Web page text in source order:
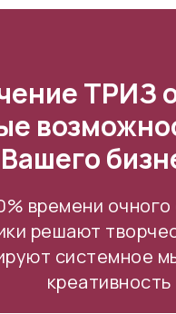
ТРИЗ
Вашего
времени
решают
системное
креативность